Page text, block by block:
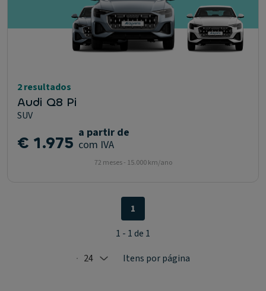
2 resultados
Audi Q8 Pi
SUV
€ 1.975 a partir de
com IVA
72 meses - 15.000 km/ano
Selected: 24
24 Itens por página
1
1 - 1 de 1